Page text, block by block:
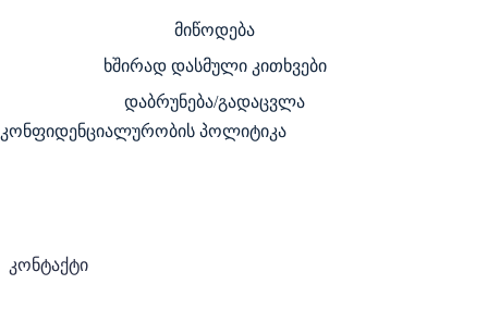
მიწოდება
ხშირად დასმული კითხვები
დაბრუნება/გადაცვლა
კონფიდენციალურობის პოლიტიკა
კონტაქტი